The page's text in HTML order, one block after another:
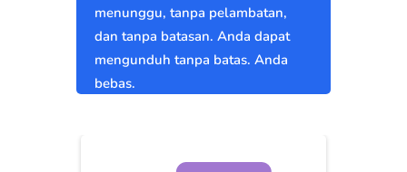
menunggu, tanpa pelambatan,
dan tanpa batasan. Anda dapat
mengunduh tanpa batas. Anda
bebas.